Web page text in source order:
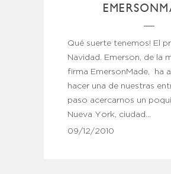
Qué suerte tenemos! El
Navidad. Emerson, de la
firma EmersonMade, ha
hacer una de nuestras
paso acercarnos un
Nueva York, ciudad…
09/12/2010